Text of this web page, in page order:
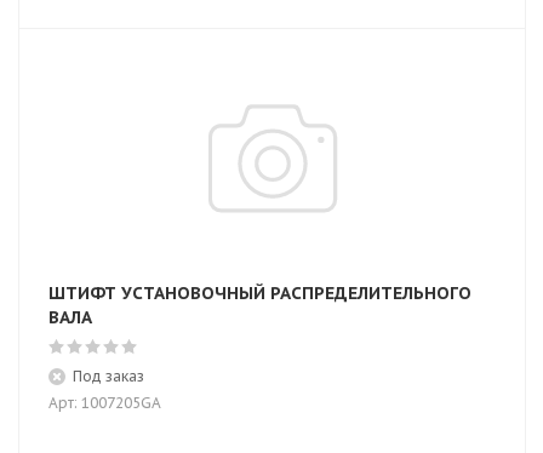
ШТИФТ УСТАНОВОЧНЫЙ РАСПРЕДЕЛИТЕЛЬНОГО
ВАЛА
Под заказ
Арт: 1007205GA